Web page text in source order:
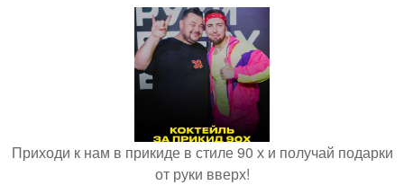
Приходи к нам в прикиде в стиле 90 х и получай подарки
от руки вверх!